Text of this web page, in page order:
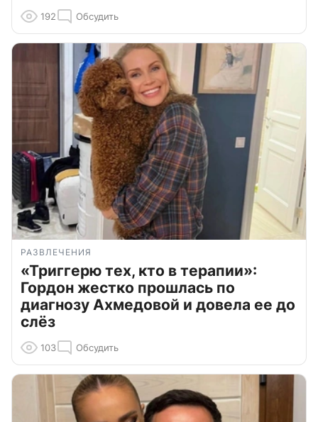
192 Обсудить
РАЗВЛЕЧЕНИЯ
«Триггерю тех, кто в терапии»:
Гордон жестко прошлась по
диагнозу Ахмедовой и довела ее до
слёз
103 Обсудить